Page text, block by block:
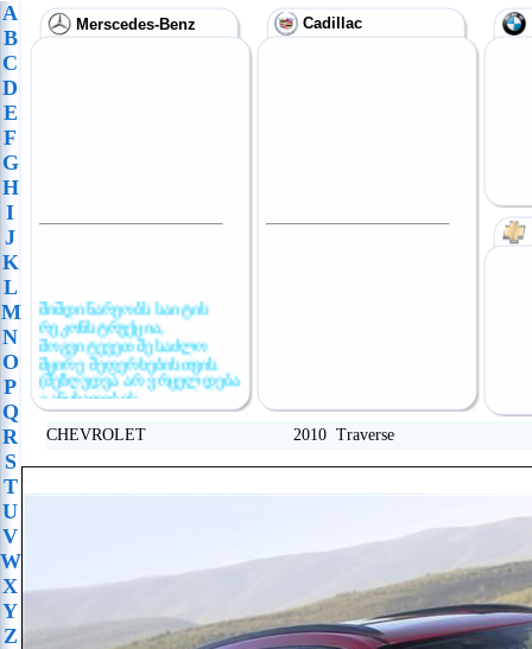
A
B
C
D
E
F
G
H
I
J
K
L
M
N
O
P
Q
R
S
T
U
V
W
X
Y
Z
Merscedes-Benz
მიმდინარეობს საიტის
რეკონსტრუქცია,
მოგვიტევეთ შესაძლო
მცირე შეფერხებისთვის.
(შეზღუდვა არ ვრცელდება
განცხადების
განთავსებაზე)
Cadillac
CHEVROLET 2010 Traverse